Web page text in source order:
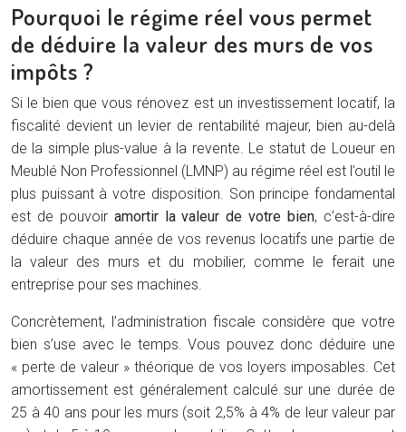
Pourquoi le régime réel vous permet
de déduire la valeur des murs de vos
impôts ?
Si le bien que vous rénovez est un investissement locatif, la
fiscalité devient un levier de rentabilité majeur, bien au-delà
de la simple plus-value à la revente. Le statut de Loueur en
Meublé Non Professionnel (LMNP) au régime réel est l’outil le
plus puissant à votre disposition. Son principe fondamental
est de pouvoir amortir la valeur de votre bien, c’est-à-dire
déduire chaque année de vos revenus locatifs une partie de
la valeur des murs et du mobilier, comme le ferait une
entreprise pour ses machines.
Concrètement, l’administration fiscale considère que votre
bien s’use avec le temps. Vous pouvez donc déduire une
« perte de valeur » théorique de vos loyers imposables. Cet
amortissement est généralement calculé sur une durée de
25 à 40 ans pour les murs (soit 2,5% à 4% de leur valeur par